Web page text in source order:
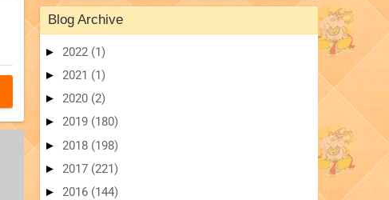
Blog Archive
► 2022 (1)
► 2021 (1)
► 2020 (2)
► 2019 (180)
► 2018 (198)
► 2017 (221)
► 2016 (144)